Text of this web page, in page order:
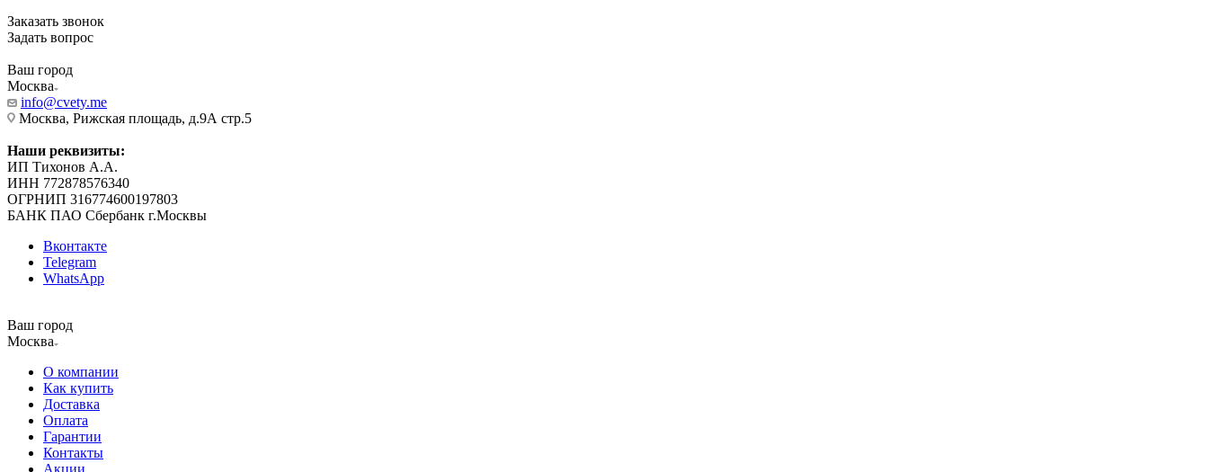
Заказать звонок
Задать вопрос
Ваш город
Москва
info@cvety.me
Москва, Рижская площадь, д.9А стр.5
Наши реквизиты:
ИП Тихонов А.А.
ИНН 772878576340
ОГРНИП 316774600197803
БАНК ПАО Сбербанк г.Москвы
Вконтакте
Telegram
WhatsApp
Ваш город
Москва
О компании
Как купить
Доставка
Оплата
Гарантии
Контакты
Акции